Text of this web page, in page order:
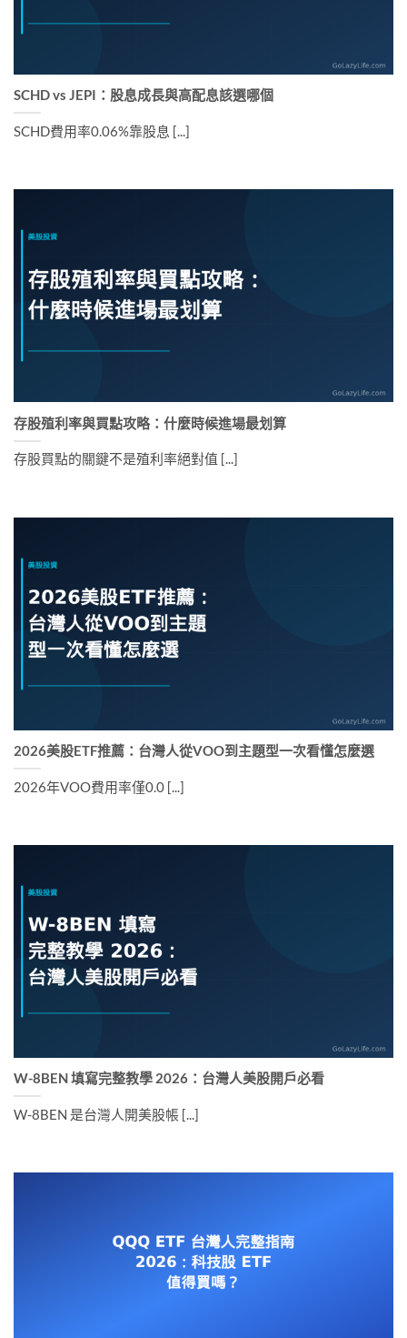
SCHD vs JEPI：股息成長與高配息該選哪個
SCHD費用率0.06%靠股息 [...]
存股殖利率與買點攻略：什麼時候進場最划算
存股買點的關鍵不是殖利率絕對值 [...]
2026美股ETF推薦：台灣人從VOO到主題型一次看懂怎麼選
2026年VOO費用率僅0.0 [...]
W-8BEN 填寫完整教學 2026：台灣人美股開戶必看
W-8BEN 是台灣人開美股帳 [...]